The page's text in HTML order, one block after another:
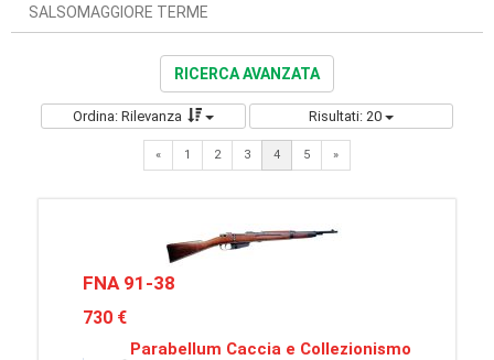
SALSOMAGGIORE TERME
RICERCA AVANZATA
Ordina: Rilevanza Risultati: 20
«Previous
1 2 3 4 5 »Next
FNA 91-38
730 €
Parabellum Caccia e Collezionismo